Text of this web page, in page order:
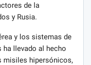
de la
y Rusia.
y los sistemas de
ha llevado al hecho
misiles hipersónicos,